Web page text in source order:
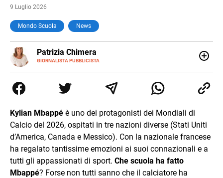
9 Luglio 2026
Mondo Scuola News
Patrizia Chimera
GIORNALISTA PUBBLICISTA
E-
MAIL
LINKEDIN
collaborato con grandi gruppi editoriali e agenzie di
comunicazione specializzandosi nella scrittura di articoli
Kylian Mbappé è uno dei protagonisti dei Mondiali di
Calcio del 2026, ospitati in tre nazioni diverse (Stati Uniti
d’America, Canada e Messico). Con la nazionale francese
ha regalato tantissime emozioni ai suoi connazionali e a
tutti gli appassionati di sport. Che scuola ha fatto
Mbappé? Forse non tutti sanno che il calciatore ha